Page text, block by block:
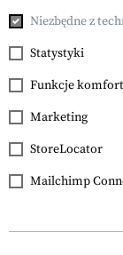
Warrior
Triple
AK
Niezbędne z
Statystyki
Funkcje
Marketing
StoreLocator
Mailchimp